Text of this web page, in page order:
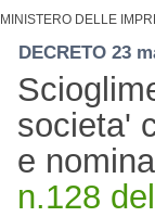
MINISTERO DELLE
DECRETO 23
societa'
e
n.128